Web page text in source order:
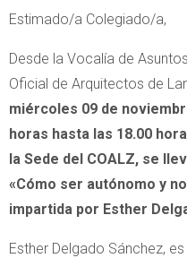
Estimado/a Colegiado/a,
Desde la Vocalía de
Oficial de Arquitectos de
miércoles 09 de
horas hasta las 18.00
la Sede del COALZ, se
«Cómo ser autónomo y
impartida por Esther
Esther Delgado Sánchez,